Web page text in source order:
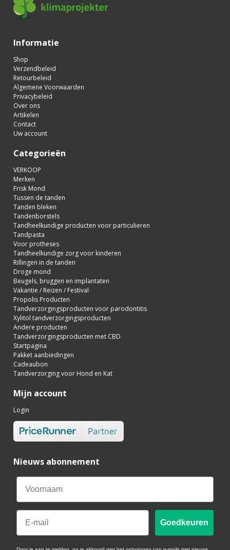
Informatie
Shop
Verzendbeleid
Retourbeleid
Algemene Voorwaarden
Privacybeleid
Over ons
Artikelen
Contact
Uw account
Categorieën
VERKOOP
Merken
Frisk Mond
Tussen de tanden
Tanden bleken
Tandenborstels
Tandheelkundige producten voor particulieren
Tandpasta
Voor protheses
Tandheelkundige zorg voor kinderen
Rillingen in de tanden
Droge mond
Beugels, bruggen en implantaten
Vakantie / Reizen / Festival
Propolis Producten
Tandverzorgingsproducten voor parodontitis
Xylitol tandverzorgingsproducten
Andere producten
Tandverzorgingsproducten met CBD
Startpagina
Pakket aanbiedingen
Cadeaubon
Tandverzorging voor Hond en Kat
Mijn account
Login
Nieuws abonnement
Email
Goedkeuren